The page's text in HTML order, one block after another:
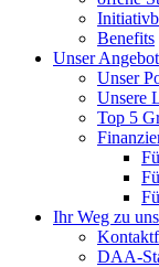
Benefits
Unser
Unser
Unsere
Top 5
Ihr Weg zu uns
DAA-